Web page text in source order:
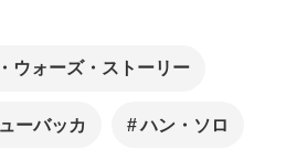
ウォーズ・ストーリー
ーバッカ ハン・ソロ